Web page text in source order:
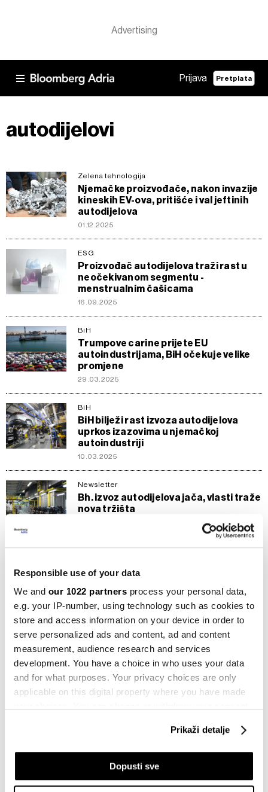
Responsible use of your data
We and our 1022 partners process your personal data,
e.g. your IP-number, using technology such as cookies to
store and access information on your device in order to
serve personalized ads and content, ad and content
measurement, audience research and services
development. You have a choice in who uses your data
and for what purposes. Your privacy choices are only
applicable on this digital property where you have made
If you allow, we would also like to:
Collect information about your geographical
Prikaži detalje
Dopusti sve
Prijava Pretplata
autodijelovi
Zelena tehnologija
Njemačke proizvođače, nakon invazije
kineskih EV-ova, pritišće i val jeftinih
autodijelova
01.12.2025
ESG
Proizvođač autodijelova traži rast u
neočekivanom segmentu -
menstrualnim čašicama
16.09.2025
BiH
Trumpove carine prijete EU
autoindustrijama, BiH očekuje velike
promjene
29.03.2025
BiH
BiH bilježi rast izvoza autodijelova
uprkos izazovima u njemačkoj
autoindustriji
10.03.2025
Newsletter
Bh. izvoz autodijelova jača, vlasti traže
nova tržišta
BiH
bh. automobilsku industriju
18.12.2024
Kompanije
Analiza BBA: Neprilike u autoindustriji
se lome na autokomponentašima
09.12.2024
Kompanije
Vodeći distributer autodijelova Sim
Impex od sada u vlasništvu hrvatske
Njemački PASS počinje proizvodnju u
Zvorniku